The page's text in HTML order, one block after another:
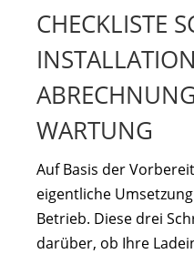
CHECKLISTE
WARTUNG
Auf Basis der
eigentliche
Betrieb. Diese drei
darüber, ob Ihre